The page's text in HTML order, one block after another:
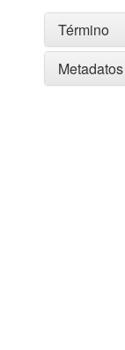
Término
Metadatos